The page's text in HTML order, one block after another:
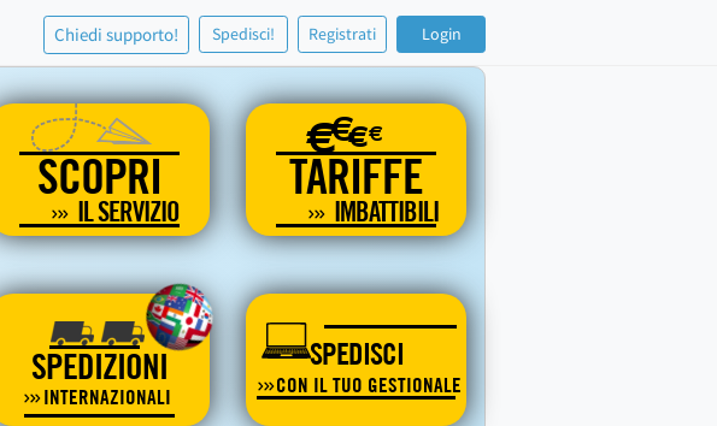
Chiedi supporto! Spedisci! Registrati Login
SCOPRI
IL SERVIZIO
€€€€
TARIFFE
IMBATTIBILI
SPEDIZIONI
INTERNAZIONALI
SPEDISCI
CON IL TUO GESTIONALE